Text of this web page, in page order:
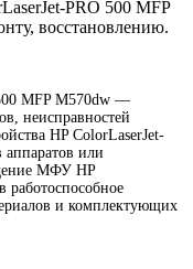
PRO 500 MFP
восстановлению.
MFP M570dw —
неисправностей
HP ColorLaserJet-
аппаратов или
МФУ HP
работоспособное
и комплектующих